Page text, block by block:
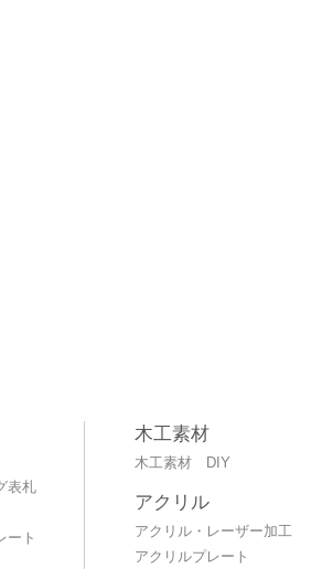
表札
ート
木工素材
木工素材 DIY
アクリル
アクリル・レーザー加工
アクリルプレート